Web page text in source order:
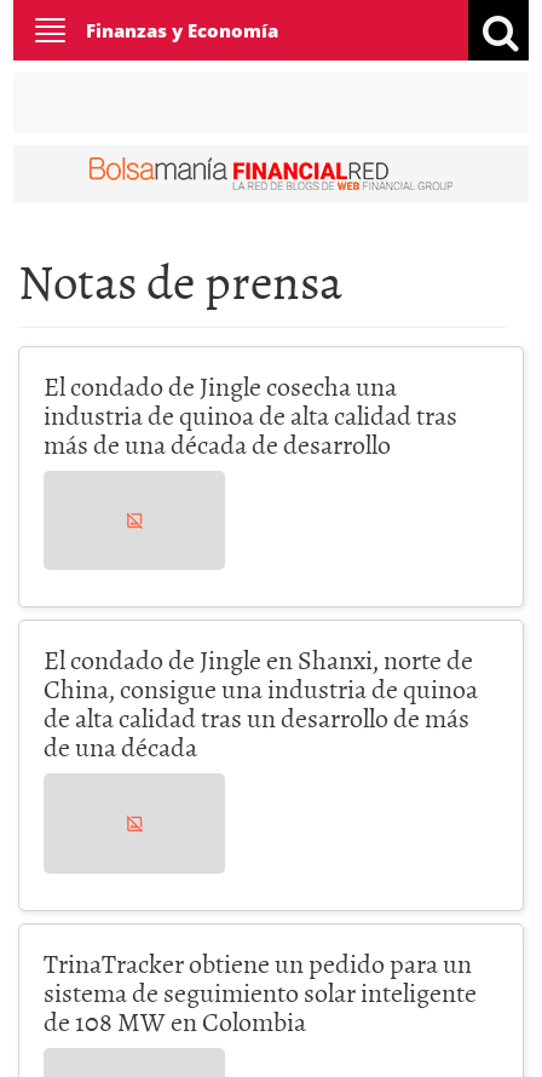
Toggle
navigation
Finanzas y Economía
Notas de prensa
El condado de Jingle cosecha una
industria de quinoa de alta calidad tras
más de una década de desarrollo
El condado de Jingle en Shanxi, norte de
China, consigue una industria de quinoa
de alta calidad tras un desarrollo de más
de una década
TrinaTracker obtiene un pedido para un
sistema de seguimiento solar inteligente
de 108 MW en Colombia